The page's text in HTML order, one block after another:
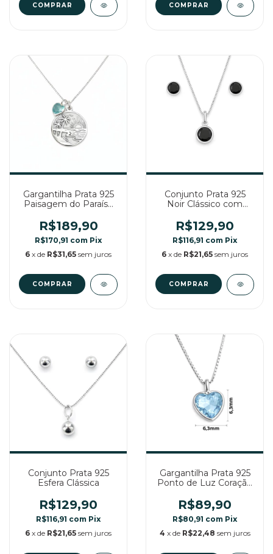
Gargantilha Prata 925
Paisagem do Paraíso
R$189,90
R$170,91 com Pix
6 x de R$31,65 sem juros
Conjunto Prata 925
Noir Clássico com
R$129,90
R$116,91 com Pix
6 x de R$21,65 sem juros
Conjunto Prata 925
Esfera Clássica
R$129,90
R$116,91 com Pix
6 x de R$21,65 sem juros
Gargantilha Prata 925
Ponto de Luz Coração
R$89,90
R$80,91 com Pix
4 x de R$22,48 sem juros